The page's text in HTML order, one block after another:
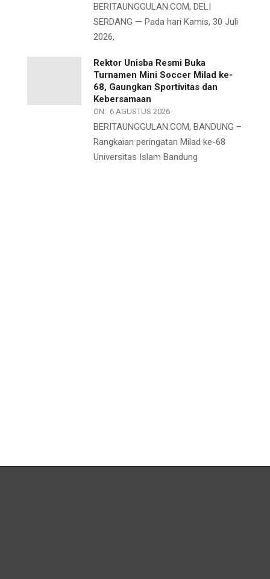
BERITAUNGGULAN.COM, DELI
SERDANG — Pada hari Kamis, 30 Juli
2026,
Rektor Unisba Resmi Buka
Turnamen Mini Soccer Milad ke-
68, Gaungkan Sportivitas dan
Kebersamaan
ON: 6 AGUSTUS 2026
BERITAUNGGULAN.COM, BANDUNG –
Rangkaian peringatan Milad ke-68
Universitas Islam Bandung